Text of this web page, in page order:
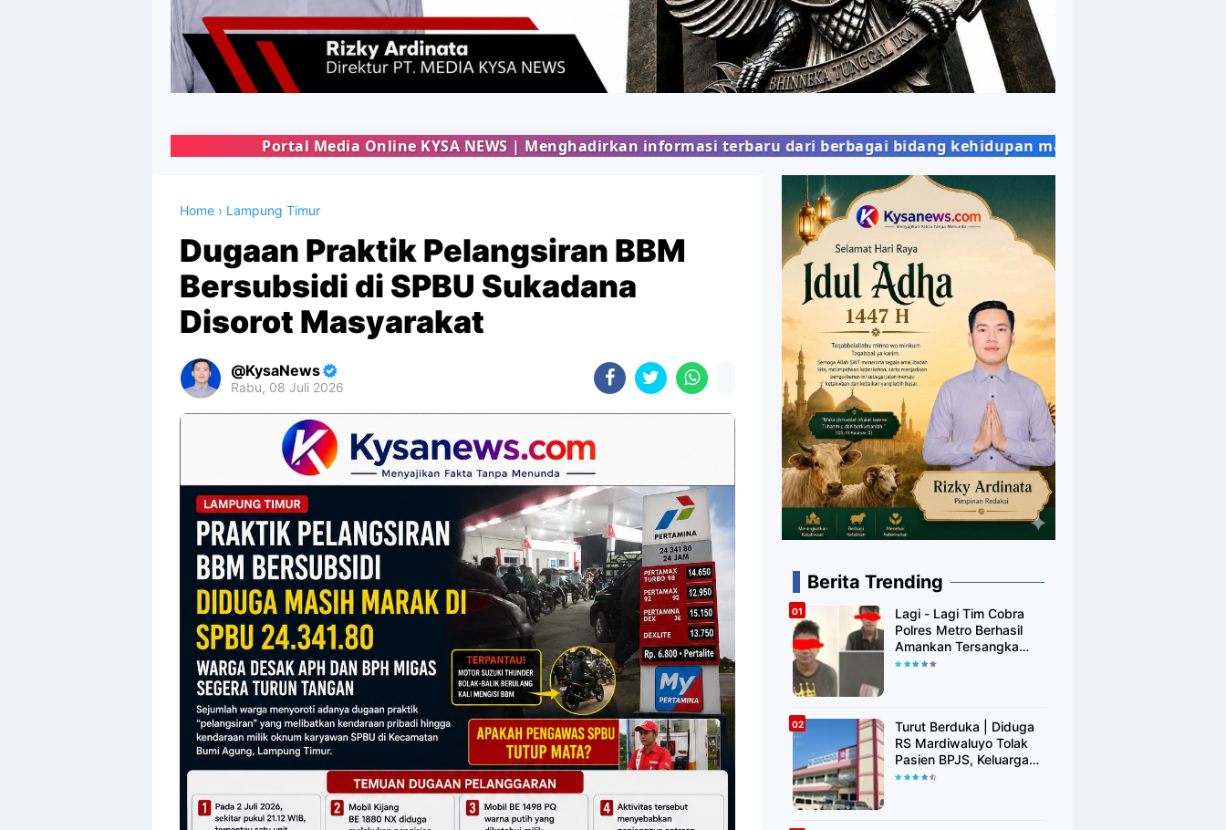
Portal Media Online KYSA NEWS | Menghadirkan informasi terbaru dari berbagai bidang kehidupan masyarakat dengan penyajian berita
Home › Lampung Timur
Dugaan Praktik Pelangsiran BBM
Bersubsidi di SPBU Sukadana
Disorot Masyarakat
KysaNews
Rabu, 08 Juli 2026
Premium
With
Shroff
Templates
Berita Trending
Lagi - Lagi Tim Cobra
Polres Metro Berhasil
Amankan Tersangka
Yang Diduga Pengguna
Turut Berduka | Diduga
RS Mardiwaluyo Tolak
Pasien BPJS, Keluarga
Pasien: "ini Yang